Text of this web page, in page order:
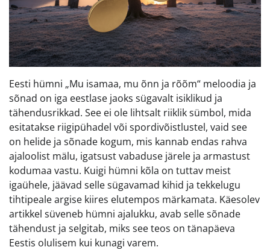
Eesti hümni „Mu isamaa, mu õnn ja rõõm“ meloodia ja
sõnad on iga eestlase jaoks sügavalt isiklikud ja
tähendusrikkad. See ei ole lihtsalt riiklik sümbol, mida
esitatakse riigipühadel või spordivõistlustel, vaid see
on helide ja sõnade kogum, mis kannab endas rahva
ajaloolist mälu, igatsust vabaduse järele ja armastust
kodumaa vastu. Kuigi hümni kõla on tuttav meist
igaühele, jäävad selle sügavamad kihid ja tekkelugu
tihtipeale argise kiires elutempos märkamata. Käesolev
artikkel süveneb hümni ajalukku, avab selle sõnade
tähendust ja selgitab, miks see teos on tänapäeva
Eestis olulisem kui kunagi varem.